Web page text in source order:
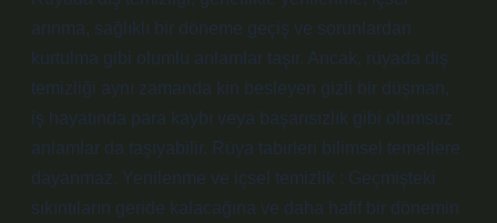
arınma, sağlıklı bir döneme geçiş ve sorunlardan
kurtulma gibi olumlu anlamlar taşır. Ancak, rüyada diş
temizliği aynı zamanda kin besleyen gizli bir düşman,
iş hayatında para kaybı veya başarısızlık gibi olumsuz
anlamlar da taşıyabilir. Rüya tabirleri bilimsel temellere
dayanmaz. Yenilenme ve içsel temizlik : Geçmişteki
sıkıntıların geride kalacağına ve daha hafif bir dönemin